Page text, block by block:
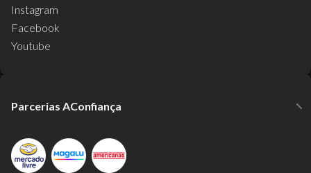
Instagram
Facebook
Youtube
Parcerias AConfiança